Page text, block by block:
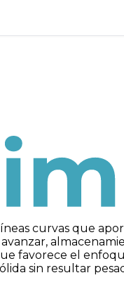
curvas que
favorece el
sin resultar